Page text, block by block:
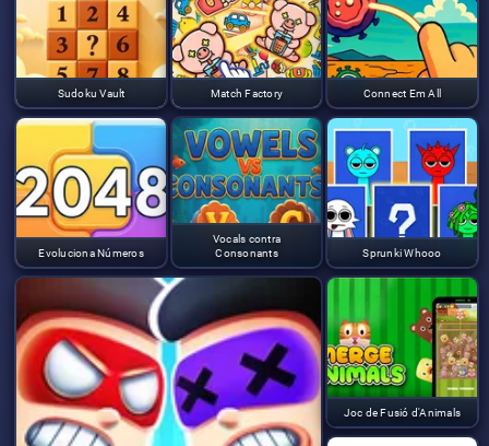
Sudoku Vault Match Factory Connect Em All
Evoluciona Números
Vocals contra
Consonants
Sprunki Whooo
Joc de Fusió d'Animals